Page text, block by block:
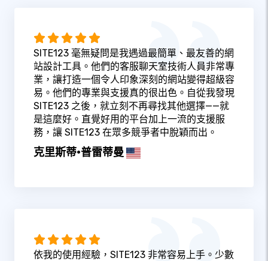
SITE123 毫無疑問是我遇過最簡單、最友善的網
站設計工具。他們的客服聊天室技術人員非常專
業，讓打造一個令人印象深刻的網站變得超級容
易。他們的專業與支援真的很出色。自從我發現
SITE123 之後，就立刻不再尋找其他選擇——就
是這麼好。直覺好用的平台加上一流的支援服
務，讓 SITE123 在眾多競爭者中脫穎而出。
克里斯蒂·普雷蒂曼
依我的使用經驗，SITE123 非常容易上手。少數